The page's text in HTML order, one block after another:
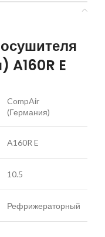
A160R E
CompAir
(Германия)
A160R E
10.5
Рефрижераторный